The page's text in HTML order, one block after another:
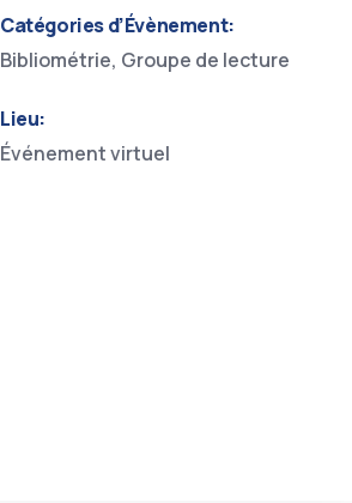
Catégories d’Évènement:
Bibliométrie, Groupe de lecture
Lieu:
Événement virtuel